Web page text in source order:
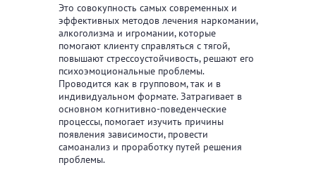
Это совокупность самых современных и
эффективных методов лечения наркомании,
алкоголизма и игромании, которые
помогают клиенту справляться с тягой,
повышают стрессоустойчивость, решают его
психоэмоциональные проблемы.
Проводится как в групповом, так и в
индивидуальном формате. Затрагивает в
основном когнитивно-поведенческие
процессы, помогает изучить причины
появления зависимости, провести
самоанализ и проработку путей решения
проблемы.